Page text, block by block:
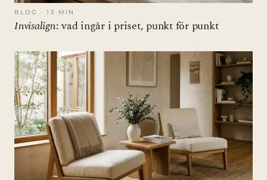
BLOG · 13 MIN
Invisalign: vad ingår i priset, punkt för punkt